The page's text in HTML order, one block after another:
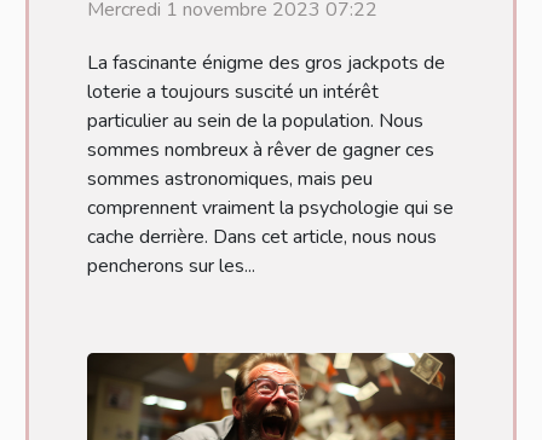
Mercredi 1 novembre 2023 07:22
La fascinante énigme des gros jackpots de
loterie a toujours suscité un intérêt
particulier au sein de la population. Nous
sommes nombreux à rêver de gagner ces
sommes astronomiques, mais peu
comprennent vraiment la psychologie qui se
cache derrière. Dans cet article, nous nous
pencherons sur les...